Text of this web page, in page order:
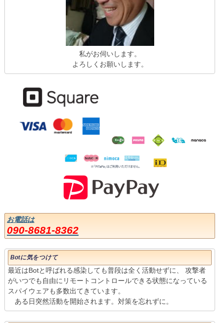
私がお伺いします。
よろしくお願いします。
お電話は
090-8681-8362
Botに気をつけて
最近はBotと呼ばれる感染しても普段は全く活動せずに、 攻撃者
がいつでも自由にリモートコントロールできる状態になっている
スパイウェアも多数出てきています。
ある日突然活動を開始されます。対策を忘れずに。